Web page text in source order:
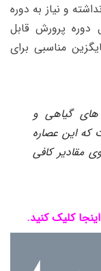
و نیاز به دوره
دوره پرورش قابل
مناسبی برای
گیاهی و
که این عصاره
مقادیر کافی
کلیک کنید.